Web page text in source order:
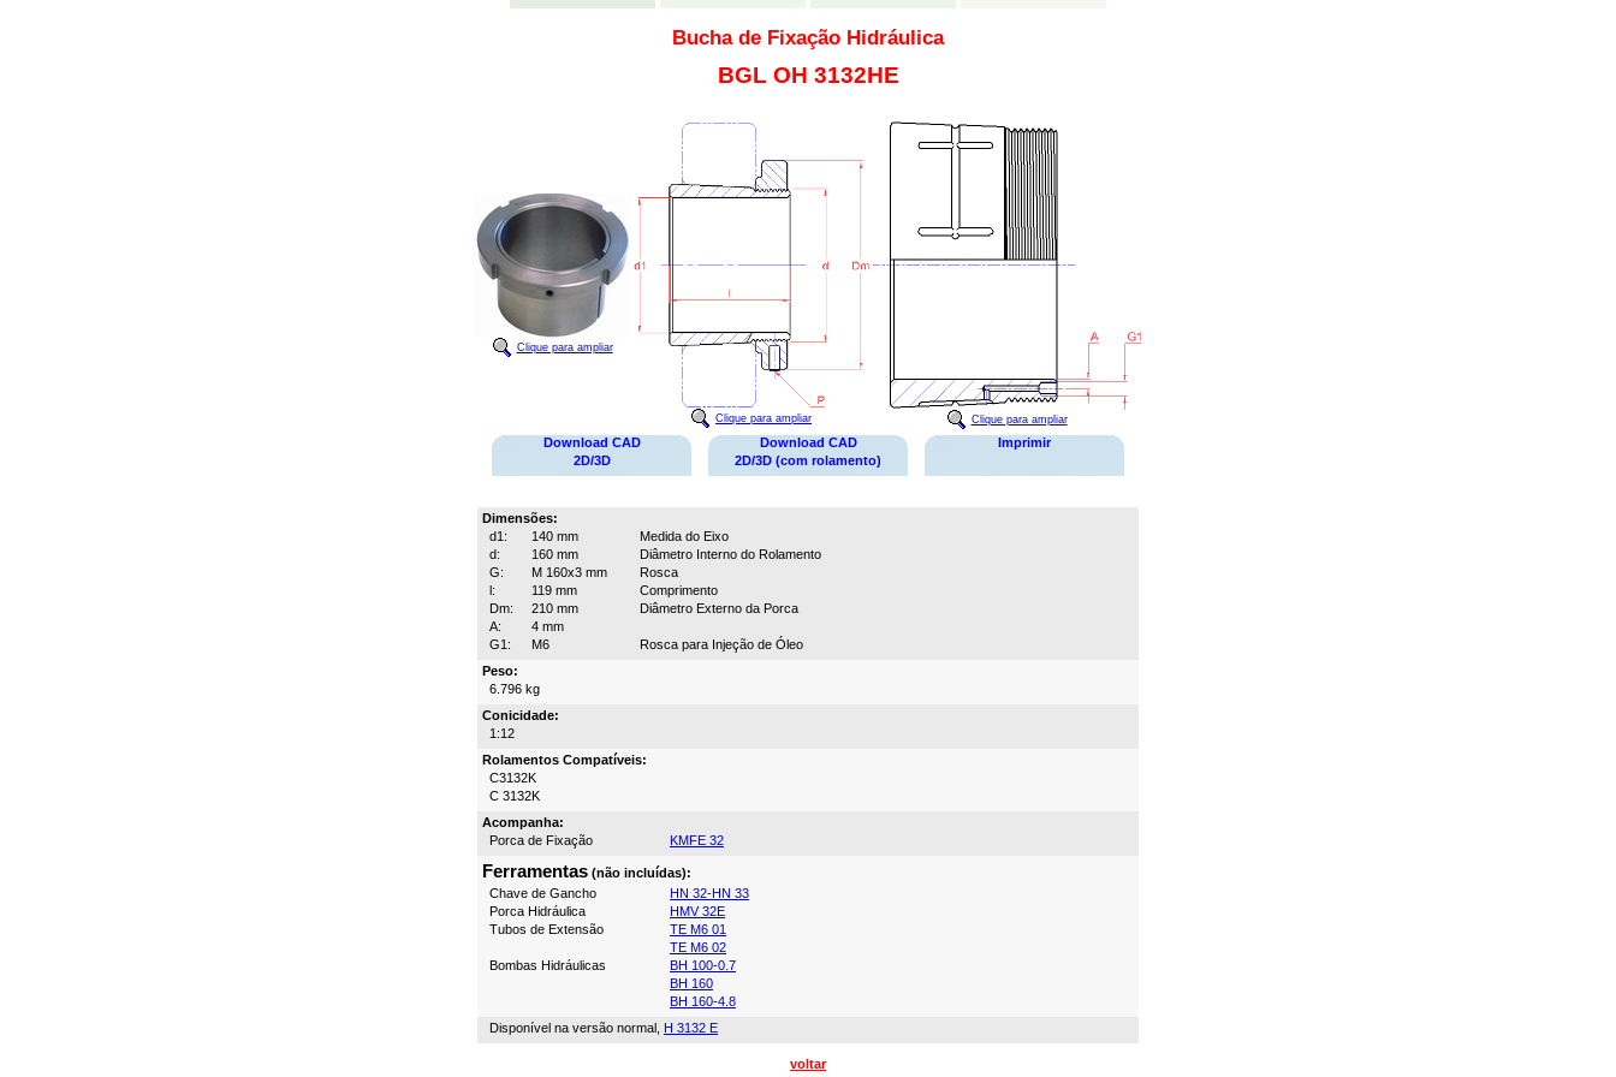
Bucha de Fixação Hidráulica
BGL OH 3132HE
Clique para ampliar
Clique para ampliar Clique para ampliar
Download CAD
2D/3D
Download CAD
2D/3D (com rolamento)
Imprimir
Dimensões:
d1:
140 mm
Medida do Eixo
d:
160 mm
Diâmetro Interno do Rolamento
G:
M 160x3 mm
Rosca
l:
119 mm
Comprimento
Dm:
210 mm
Diâmetro Externo da Porca
A:
4 mm
G1:
M6
Rosca para Injeção de Óleo
Peso:
6.796 kg
Conicidade:
1:12
Rolamentos Compatíveis:
C3132K
C 3132K
Acompanha:
Porca de Fixação
KMFE 32
Ferramentas (não incluídas):
Chave de Gancho
HN 32-HN 33
Porca Hidráulica
HMV 32E
Tubos de Extensão
TE M6 01
TE M6 02
Bombas Hidráulicas
BH 100-0.7
BH 160
BH 160-4.8
Disponível na versão normal, H 3132 E
voltar